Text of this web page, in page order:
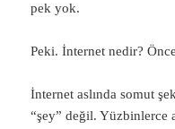
pek yok.
Peki. İnternet nedir?
İnternet aslında somut
“şey” değil. Yüzbinlerce